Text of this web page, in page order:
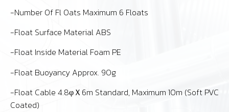
-Number Of Fl Oats Maximum 6 Floats
-Float Surface Material ABS
-Float Inside Material Foam PE
-Float Buoyancy Approx. 90g
-Float Cable 4.8φＸ6m Standard, Maximum 10m (Soft PVC
Coated)